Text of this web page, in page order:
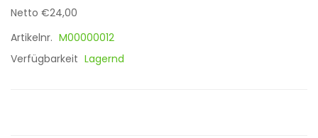
Netto €24,00
Artikelnr. M00000012
Verfügbarkeit Lagernd